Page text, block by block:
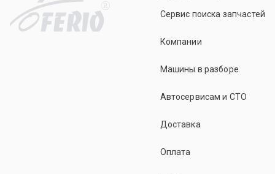
R
Сервис поиска запчастей
Компании
Машины в разборе
Автосервисам и СТО
Доставка
Оплата